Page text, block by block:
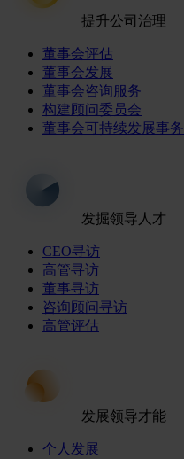
提升公司治理
董事会评估
董事会发展
董事会咨询服务
构建顾问委员会
董事会可持续发展事
发掘领导人才
CEO寻访
高管寻访
董事寻访
咨询顾问寻访
高管评估
发展领导才能
个人发展